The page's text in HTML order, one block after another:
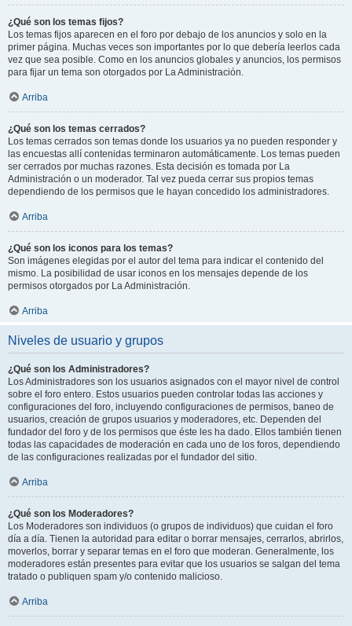
¿Qué son los temas fijos?
Los temas fijos aparecen en el foro por debajo de los anuncios y solo en la
primer página. Muchas veces son importantes por lo que debería leerlos cada
vez que sea posible. Como en los anuncios globales y anuncios, los permisos
para fijar un tema son otorgados por La Administración.
Arriba
¿Qué son los temas cerrados?
Los temas cerrados son temas donde los usuarios ya no pueden responder y
las encuestas allí contenidas terminaron automáticamente. Los temas pueden
ser cerrados por muchas razones. Esta decisión es tomada por La
Administración o un moderador. Tal vez pueda cerrar sus propios temas
dependiendo de los permisos que le hayan concedido los administradores.
Arriba
¿Qué son los iconos para los temas?
Son imágenes elegidas por el autor del tema para indicar el contenido del
mismo. La posibilidad de usar iconos en los mensajes depende de los
permisos otorgados por La Administración.
Arriba
Niveles de usuario y grupos
¿Qué son los Administradores?
Los Administradores son los usuarios asignados con el mayor nivel de control
sobre el foro entero. Estos usuarios pueden controlar todas las acciones y
configuraciones del foro, incluyendo configuraciones de permisos, baneo de
usuarios, creación de grupos usuarios y moderadores, etc. Dependen del
fundador del foro y de los permisos que éste les ha dado. Ellos también tienen
todas las capacidades de moderación en cada uno de los foros, dependiendo
de las configuraciones realizadas por el fundador del sitio.
Arriba
¿Qué son los Moderadores?
Los Moderadores son individuos (o grupos de individuos) que cuidan el foro
día a día. Tienen la autoridad para editar o borrar mensajes, cerrarlos, abrirlos,
moverlos, borrar y separar temas en el foro que moderan. Generalmente, los
moderadores están presentes para evitar que los usuarios se salgan del tema
tratado o publiquen spam y/o contenido malicioso.
Arriba